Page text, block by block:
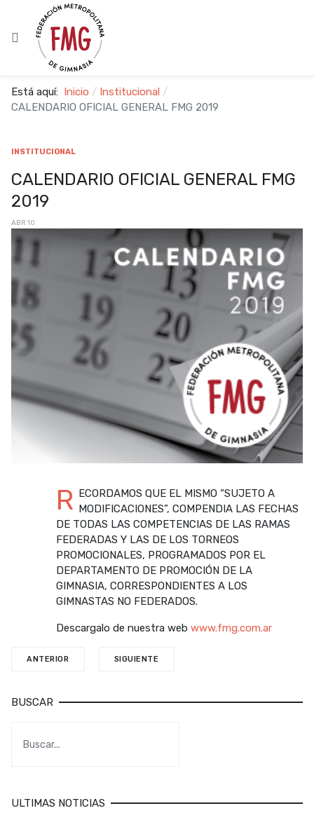
Está aquí: Inicio
Institucional
CALENDARIO OFICIAL GENERAL FMG 2019
INSTITUCIONAL
CALENDARIO OFICIAL GENERAL FMG
2019
ABR 10
R
ECORDAMOS QUE EL MISMO “SUJETO A
MODIFICACIONES”, COMPENDIA LAS FECHAS
DE TODAS LAS COMPETENCIAS DE LAS RAMAS
FEDERADAS Y LAS DE LOS TORNEOS
PROMOCIONALES, PROGRAMADOS POR EL
DEPARTAMENTO DE PROMOCIÓN DE LA
GIMNASIA, CORRESPONDIENTES A LOS
GIMNASTAS NO FEDERADOS.
Descargalo de nuestra web www.fmg.com.ar
ANTERIOR SIGUIENTE
BUSCAR
ULTIMAS NOTICIAS